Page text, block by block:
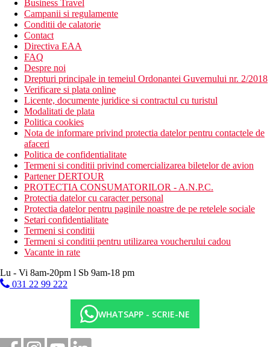
Business Travel
Campanii si regulamente
Conditii de calatorie
Contact
Directiva EAA
FAQ
Despre noi
Drepturi principale in temeiul Ordonantei Guvernului nr. 2/2018
Verificare si plata online
Licente, documente juridice si contractul cu turistul
Modalitati de plata
Politica cookies
Nota de informare privind protectia datelor pentru contactele de
afaceri
Politica de confidentialitate
Termeni si conditii privind comercializarea biletelor de avion
Partener DERTOUR
PROTECTIA CONSUMATORILOR - A.N.P.C.
Protectia datelor cu caracter personal
Protectia datelor pentru paginile noastre de pe retelele sociale
Setari confidentialitate
Termeni si conditii
Termeni si conditii pentru utilizarea voucherului cadou
Vacante in rate
Lu - Vi 8am-20pm l Sb 9am-18 pm
031 22 99 222
WHATSAPP - SCRIE-NE